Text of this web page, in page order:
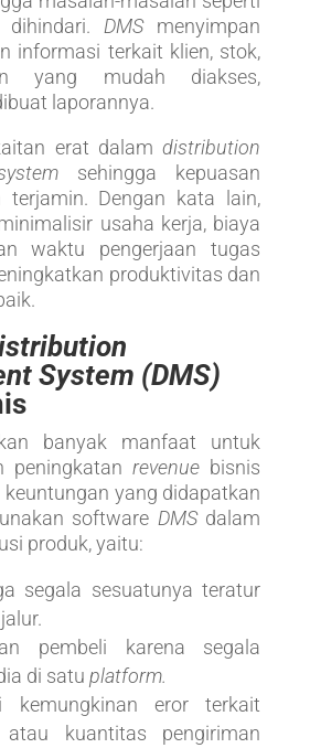
DMSmenyimpan
informasi terkait klien, stok,
yang mudah diakses,
laporannya.
erat dalamdistribution
sehingga kepuasan
terjamin. Dengan kata lain,
usaha kerja, biaya
waktu pengerjaan tugas
produktivitas dan
System (DMS)
banyak manfaat untuk
peningkatanrevenue bisnis
keuntungan yang didapatkan
software DMSdalam
produk, yaitu:
segala sesuatunya teratur
pembeli karena segala
di satu platform.
kemungkinan eror terkait
kuantitas pengiriman